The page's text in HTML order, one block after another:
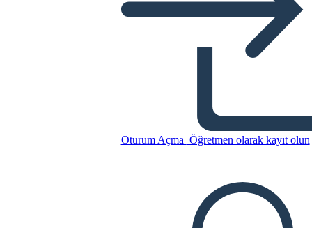
Oturum Açma Öğretmen olarak kayıt olun
Della Ricostruzione
BİR HİKAYE PANOSU OLUŞTUR
SLAYT GÖSTERİSİNİ OYNAT